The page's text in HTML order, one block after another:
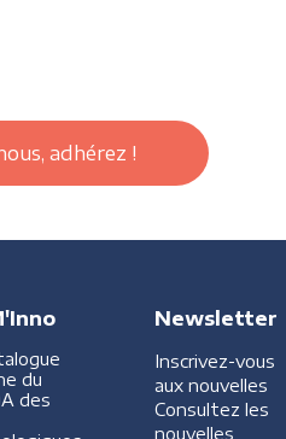
adhérez !
du
des
Newsletter
Inscrivez-vous
aux nouvelles
Consultez les
nouvelles